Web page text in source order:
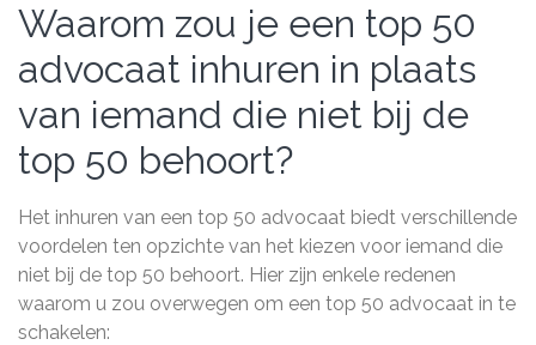
Waarom zou je een top 50
advocaat inhuren in plaats
van iemand die niet bij de
top 50 behoort?
Het inhuren van een top 50 advocaat biedt verschillende
voordelen ten opzichte van het kiezen voor iemand die
niet bij de top 50 behoort. Hier zijn enkele redenen
waarom u zou overwegen om een top 50 advocaat in te
schakelen: